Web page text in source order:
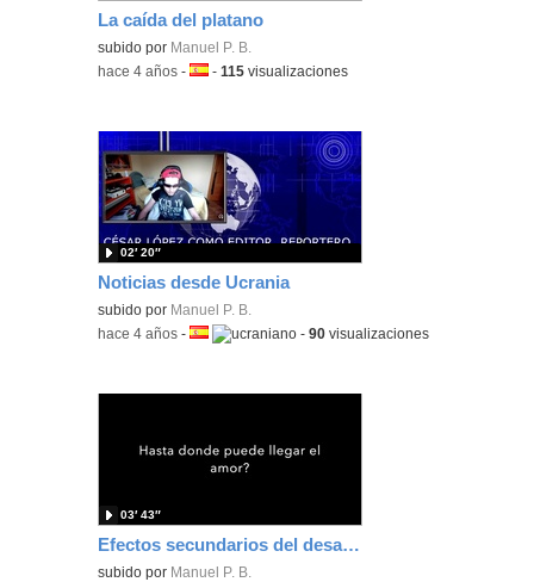
La caída del platano
subido por Manuel P. B.
-hace 4 años -Idioma:
-115 visualizaciones
Noticias desde Ucrania
subido por Manuel P. B.
02′ 20″
-hace 4 años -Idioma: -90 visualizaciones
Efectos secundarios del desamor
subido por Manuel P. B.
03′ 43″